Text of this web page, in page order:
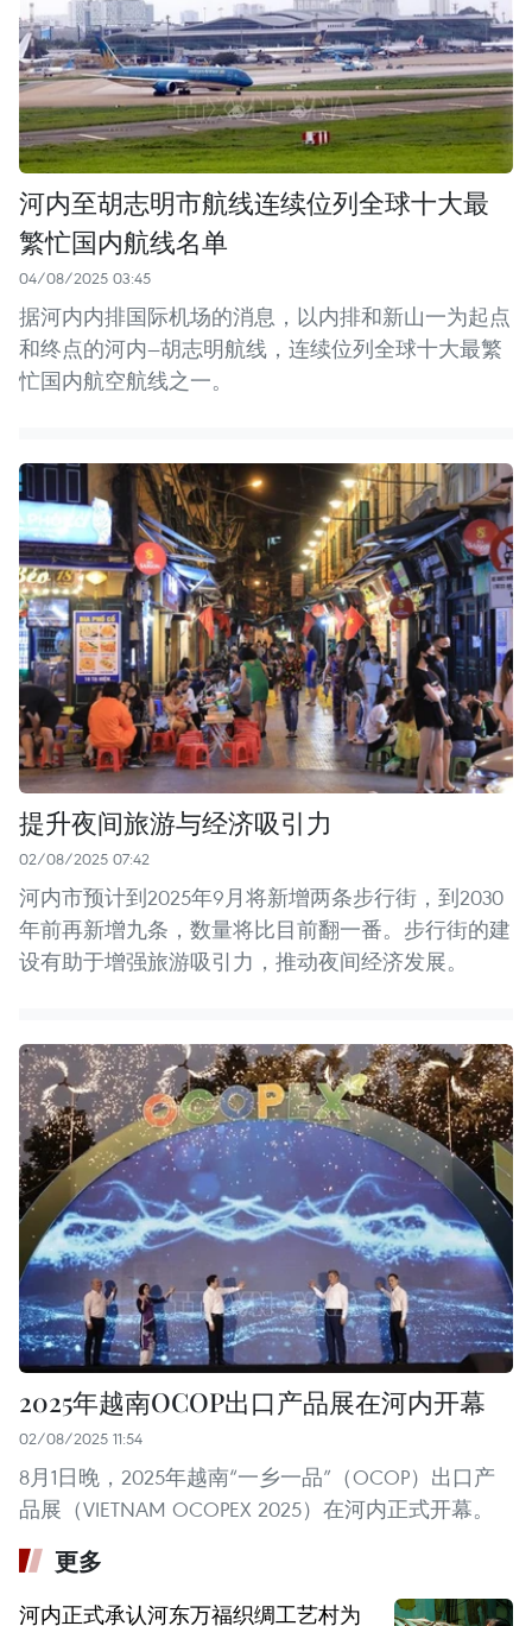
河内至胡志明市航线连续位列全球十大最
繁忙国内航线名单
04/08/2025 03:45
据河内内排国际机场的消息，以内排和新山一为起点
和终点的河内—胡志明航线，连续位列全球十大最繁
忙国内航空航线之一。
提升夜间旅游与经济吸引力
02/08/2025 07:42
河内市预计到2025年9月将新增两条步行街，到2030
年前再新增九条，数量将比目前翻一番。步行街的建
设有助于增强旅游吸引力，推动夜间经济发展。
2025年越南OCOP出口产品展在河内开幕
02/08/2025 11:54
8月1日晚，2025年越南“一乡一品”（OCOP）出口产
品展（VIETNAM OCOPEX 2025）在河内正式开幕。
更多
河内正式承认河东万福织绸工艺村为